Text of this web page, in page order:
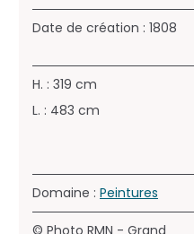
Date de création : 1808
H. : 319 cm
L. : 483 cm
Domaine : Peintures
© Photo RMN - Grand